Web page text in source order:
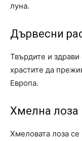
луна.
Дървесни
Твърдите и
храстите да
Европа.
Хмелна лоза
Хмеловата лоза